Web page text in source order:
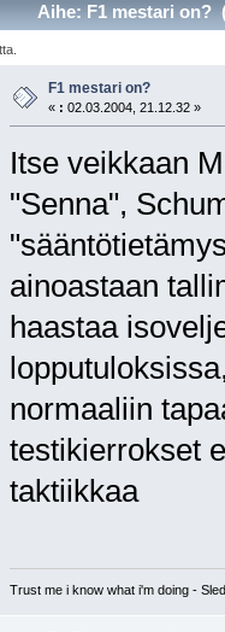
Aihe: F1 mestari on?
F1 mestari on?
« : 02.03.2004, 21.12.32 »
Itse veikkaan
"Senna",
ainoastaan
haastaa
normaaliin
testikierrokset
taktiikkaa
Trust me i know what i'm doing -